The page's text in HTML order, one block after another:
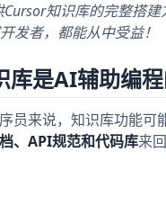
知识库的完整搭
发者，都能从中受益！
是AI辅助编
员来说，知识库功能
、API规范和代码库来